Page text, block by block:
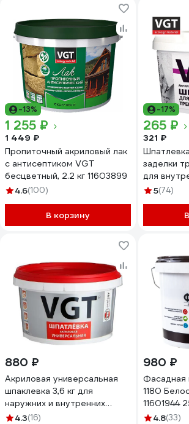
-13%
1 255 ₽
1 449 ₽
Пропиточный акриловый лак
с антисептиком VGT
бесцветный, 2.2 кг 11603899
4.6(100)
В корзину
-17%
265 ₽
321 ₽
заделки
для
VGT
5(74)
880 ₽
Акриловая универсальная
шпаклевка 3,6 кг для
наружних и внутренних
работ VGT 55220
4.3(16)
980 ₽
Фасадная
1180
11601944
4.8(33)